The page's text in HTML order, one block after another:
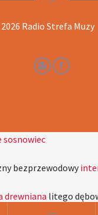
Radio Strefa Muzy
bezprzewodowy
drewniana litego